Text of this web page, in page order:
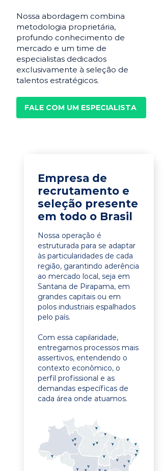
Nossa abordagem combina
metodologia proprietária,
profundo conhecimento de
mercado e um time de
especialistas dedicados
exclusivamente à seleção de
talentos estratégicos.
FALE COM UM ESPECIALISTA
Empresa de
recrutamento e
seleção presente
em todo o Brasil
Nossa operação é
estruturada para se adaptar
às particularidades de cada
região, garantindo aderência
ao mercado local, seja em
Santana de Pirapama, em
grandes capitais ou em
polos industriais espalhados
pelo país.
Com essa capilaridade,
entregamos processos mais
assertivos, entendendo o
contexto econômico, o
perfil profissional e as
demandas específicas de
cada área onde atuamos.